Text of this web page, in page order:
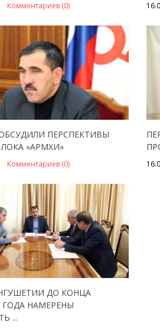
Комментариев (0)
ПЕРСПЕКТИВЫ
«АРМХИ»
Комментариев (0)
ДО КОНЦА
ГОДА НАМЕРЕНЫ
...